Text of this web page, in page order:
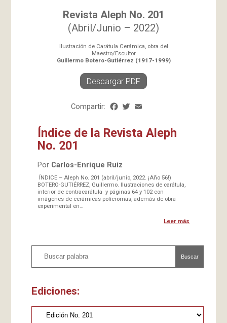
Revista Aleph No. 201
(Abril/Junio – 2022)
Ilustración de Carátula Cerámica, obra del
Maestro/Escultor
Guillermo Botero-Gutiérrez (1917-1999)
Descargar PDF
Compartir: Facebook
Twitter
Índice de la Revista Aleph
No. 201
Por Carlos-Enrique Ruiz
ÍNDICE – Aleph No. 201 (abril/junio, 2022. ¡Año 56!)
BOTERO-GUTIÉRREZ, Guillermo. Ilustraciones de carátula,
interior de contracarátula y páginas 64 y 102 con
imágenes de cerámicas polícromas, además de obra
experimental en…
Leer más
Buscar
Ediciones: